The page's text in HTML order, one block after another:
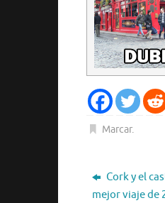
Marcar.
Cork y el
mejor viaje de